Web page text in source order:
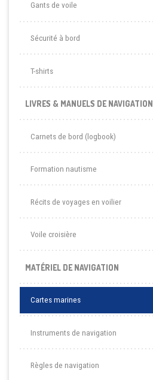
Gants de voile
Sécurité à bord
T-shirts
LIVRES & MANUELS DE NAVIGATION
Carnets de bord (logbook)
Formation nautisme
Récits de voyages en voilier
Voile croisière
MATÉRIEL DE NAVIGATION
Cartes marines
Instruments de navigation
Règles de navigation